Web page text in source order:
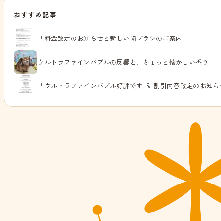
おすすめ記事
「料金改定のお知らせと新しい歯ブラシのご案内」
ウルトラファインバブルの反響と、ちょっと懐かしい香り
「ウルトラファインバブル好評です ＆ 割引内容改定のお知